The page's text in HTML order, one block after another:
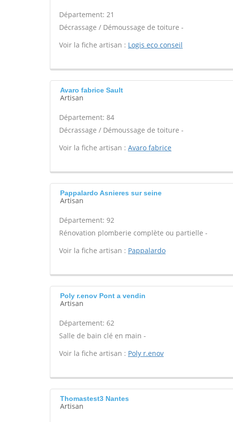
Département: 21
Décrassage / Démoussage de toiture -
Voir la fiche artisan : Logis eco conseil
Avaro fabrice Sault
Artisan
Département: 84
Décrassage / Démoussage de toiture -
Voir la fiche artisan : Avaro fabrice
Pappalardo Asnieres sur seine
Artisan
Département: 92
Rénovation plomberie complète ou partielle -
Voir la fiche artisan : Pappalardo
Poly r.enov Pont a vendin
Artisan
Département: 62
Salle de bain clé en main -
Voir la fiche artisan : Poly r.enov
Thomastest3 Nantes
Artisan